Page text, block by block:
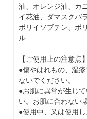
油、オレンジ油、カ
イ花油、ダマスクバ
ポリイソブテン、ポ
ル
【ご使用上の注意点】
●傷やはれもの、湿
ないでください。
●お肌に異常が生じ
い。お肌に合わない
●使用中、又は使用